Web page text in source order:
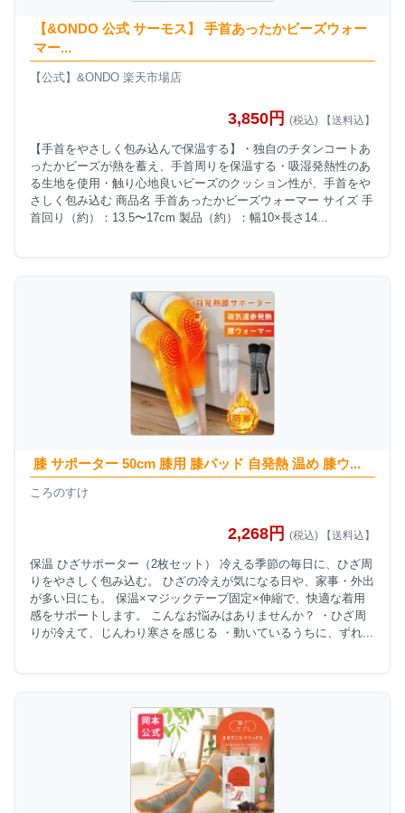
【&ONDO 公式 サーモス】 手首あったかビーズウォー
マー...
【公式】&ONDO 楽天市場店
3,850円 (税込) 【送料込】
【手首をやさしく包み込んで保温する】・独自のチタンコートあ
ったかビーズが熱を蓄え、手首周りを保温する・吸湿発熱性のあ
る生地を使用・触り心地良いビーズのクッション性が、手首をや
さしく包み込む 商品名 手首あったかビーズウォーマー サイズ 手
首回り（約）：13.5〜17cm 製品（約）：幅10×長さ14...
膝 サポーター 50cm 膝用 膝パッド 自発熱 温め 膝ウ...
ころのすけ
2,268円 (税込) 【送料込】
保温 ひざサポーター（2枚セット） 冷える季節の毎日に、ひざ周
りをやさしく包み込む。 ひざの冷えが気になる日や、家事・外出
が多い日にも。 保温×マジックテープ固定×伸縮で、快適な着用
感をサポートします。 こんなお悩みはありませんか？ ・ひざ周
りが冷えて、じんわり寒さを感じる ・動いているうちに、ずれ...